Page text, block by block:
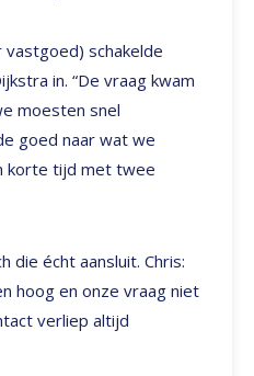
vastgoed) schakelde
in. “De vraag kwam
moesten snel
goed naar wat we
korte tijd met twee
die écht aansluit. Chris:
hoog en onze vraag niet
verliep altijd